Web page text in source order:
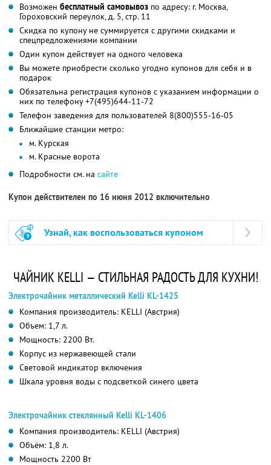
Возможен бесплатный самовывоз по адресу: г. Москва,
Гороховский переулок, д. 5, стр. 11
Скидка по купону не суммируется с другими скидками и
спецпредложениями компании
Один купон действует на одного человека
Вы можете приобрести сколько угодно купонов для себя и в
подарок
Обязательна регистрация купонов с указанием информации о
них по телефону +7(495)644-11-72
Телефон заведения для пользователей 8(800)555-16-05
Ближайшие станции метро:
м. Курская
м. Красные ворота
Подробности см. на сайте
Купон действителен по 16 июня 2012 включительно
Узнай, как воспользоваться купоном
ЧАЙНИК KELLI — СТИЛЬНАЯ РАДОСТЬ ДЛЯ КУХНИ!
Электрочайник металлический Kelli KL-1425
Компания производитель: KELLI (Австрия)
Объем: 1,7 л.
Мощность: 2200 Вт.
Корпус из нержавеющей стали
Световой индикатор включения
Шкала уровня воды с подсветкой синего цвета
Электрочайник стеклянный Kelli KL-1406
Компания производитель: KELLI (Австрия)
Объём: 1,8 л.
Мощность 2200 Вт